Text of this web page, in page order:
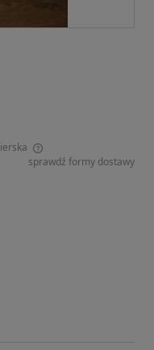
płatności
sprawdź formy dostawy